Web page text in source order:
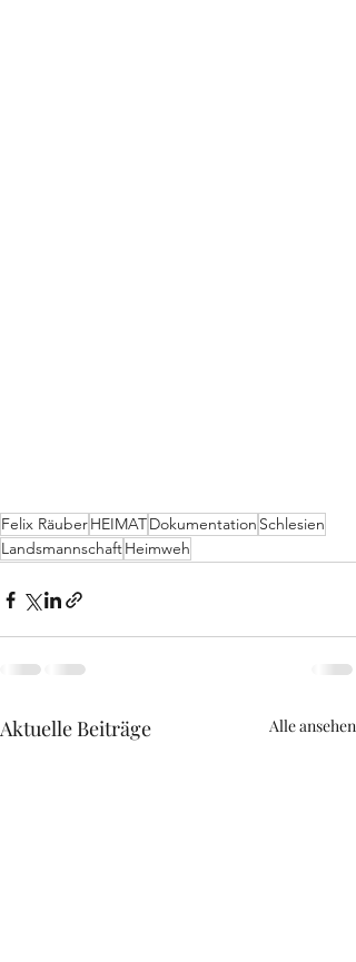
Felix RäuberHEIMATDokumentation Schlesien
LandsmannschaftHeimweh
Aktuelle Beiträge Alle ansehen